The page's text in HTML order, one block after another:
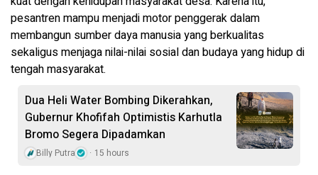
pesantren mampu menjadi motor penggerak dalam
membangun sumber daya manusia yang berkualitas
sekaligus menjaga nilai-nilai sosial dan budaya yang hidup di
tengah masyarakat.
Dua Heli Water Bombing Dikerahkan,
Gubernur Khofifah Optimistis Karhutla
Bromo Segera Dipadamkan
Billy Putra 15 hours